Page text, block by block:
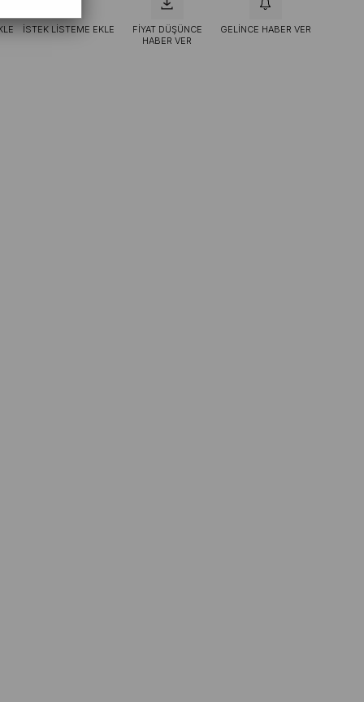
İSTEK LISTEME EKLE
FIYAT DÜŞÜNCE
HABER VER
GELINCE HABER VER